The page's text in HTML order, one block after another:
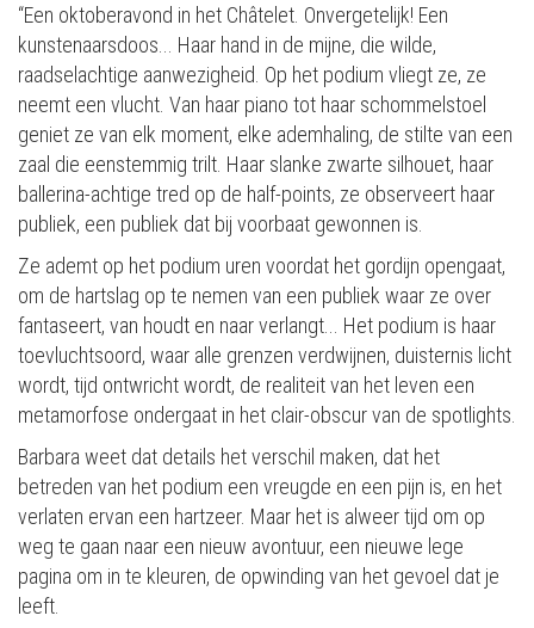
“Een oktoberavond in het Châtelet. Onvergetelijk! Een
kunstenaarsdoos... Haar hand in de mijne, die wilde,
raadselachtige aanwezigheid. Op het podium vliegt ze, ze
neemt een vlucht. Van haar piano tot haar schommelstoel
geniet ze van elk moment, elke ademhaling, de stilte van een
zaal die eenstemmig trilt. Haar slanke zwarte silhouet, haar
ballerina-achtige tred op de half-points, ze observeert haar
publiek, een publiek dat bij voorbaat gewonnen is.
Ze ademt op het podium uren voordat het gordijn opengaat,
om de hartslag op te nemen van een publiek waar ze over
fantaseert, van houdt en naar verlangt... Het podium is haar
toevluchtsoord, waar alle grenzen verdwijnen, duisternis licht
wordt, tijd ontwricht wordt, de realiteit van het leven een
metamorfose ondergaat in het clair-obscur van de spotlights.
Barbara weet dat details het verschil maken, dat het
betreden van het podium een vreugde en een pijn is, en het
verlaten ervan een hartzeer. Maar het is alweer tijd om op
weg te gaan naar een nieuw avontuur, een nieuwe lege
pagina om in te kleuren, de opwinding van het gevoel dat je
leeft.